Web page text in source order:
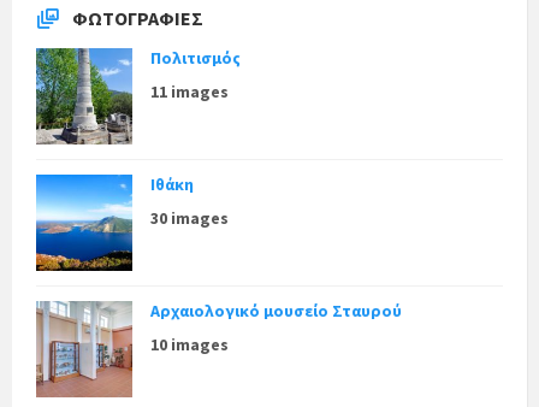
r
i
e
s
:
ΦΩΤΟΓΡΑΦΊΕΣ
Πολιτισμός
11 images
Ιθάκη
30 images
Αρχαιολογικό μουσείο Σταυρού
10 images